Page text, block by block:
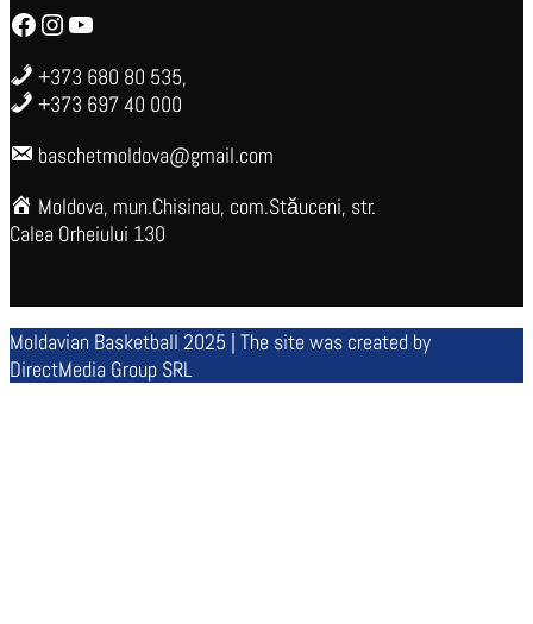
Facebook Instagram YouTube
+373 680 80 535,
+373 697 40 000
baschetmoldova@gmail.com
Moldova, mun.Chisinau, com.Stăuceni, str.
Calea Orheiului 130
Moldavian Basketball 2025 | The site was created by
DirectMedia Group SRL